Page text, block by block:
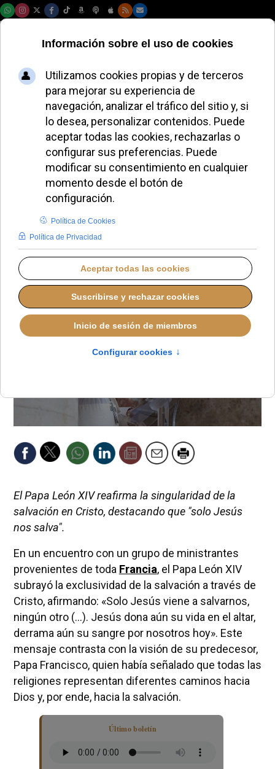
El Papa León XIV
reafirma la
exclusividad: "solo
Jesús nos salva,
ningún otro"
El Papa León XIV reafirma la singularidad de la
salvación en Cristo, destacando que "solo Jesús
nos salva".
En un encuentro con un grupo de ministrantes
provenientes de toda Francia, el Papa León XIV
subrayó la exclusividad de la salvación a través de
Cristo, afirmando: «Solo Jesús viene a salvarnos,
ningún otro (...). Jesús dona aún su vida en el altar,
derrama aún su sangre por nosotros hoy». Este
mensaje contrasta con la visión de su predecesor,
Papa Francisco, quien había señalado que todas las
religiones representan diferentes caminos hacia
Dios y, por ende, hacia la salvación.
Último boletín